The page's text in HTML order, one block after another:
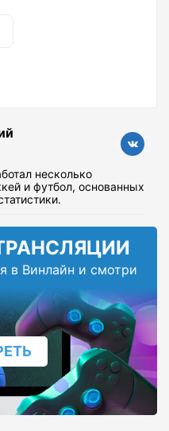
несколько
и футбол, основанных
в Винлайн и смотри